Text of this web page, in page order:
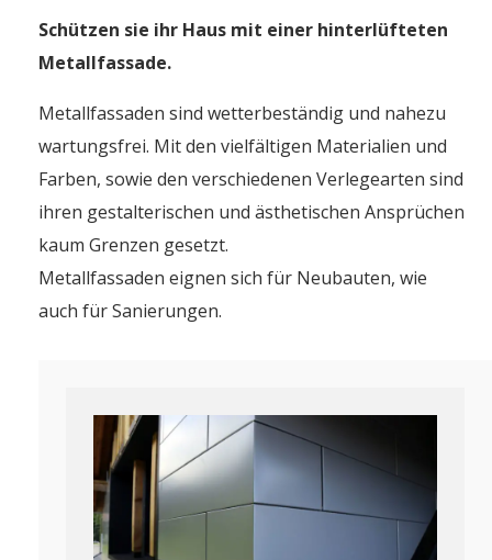
Schützen sie ihr Haus mit einer hinterlüfteten
Metallfassade.
Metallfassaden sind wetterbeständig und nahezu
wartungsfrei. Mit den vielfältigen Materialien und
Farben, sowie den verschiedenen Verlegearten sind
ihren gestalterischen und ästhetischen Ansprüchen
kaum Grenzen gesetzt.
Metallfassaden eignen sich für Neubauten, wie
auch für Sanierungen.